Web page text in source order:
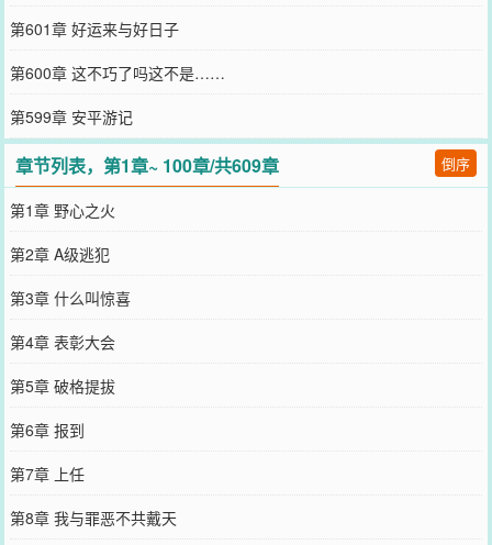
第601章 好运来与好日子
第600章 这不巧了吗这不是……
第599章 安平游记
章节列表，第1章~ 100章/共609章 倒序
第1章 野心之火
第2章 A级逃犯
第3章 什么叫惊喜
第4章 表彰大会
第5章 破格提拔
第6章 报到
第7章 上任
第8章 我与罪恶不共戴天